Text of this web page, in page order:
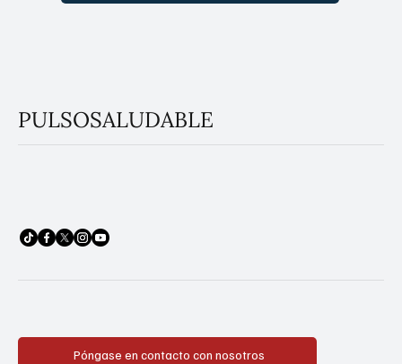
PULSOSALUDABLE
Póngase en contacto con nosotros